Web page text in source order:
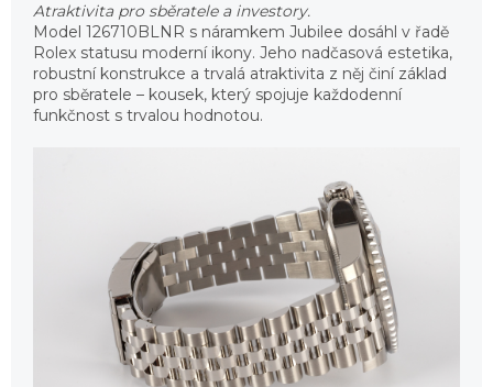
Atraktivita pro sběratele a investory.
Model 126710BLNR s náramkem Jubilee dosáhl v řadě
Rolex statusu moderní ikony. Jeho nadčasová estetika,
robustní konstrukce a trvalá atraktivita z něj činí základ
pro sběratele – kousek, který spojuje každodenní
funkčnost s trvalou hodnotou.